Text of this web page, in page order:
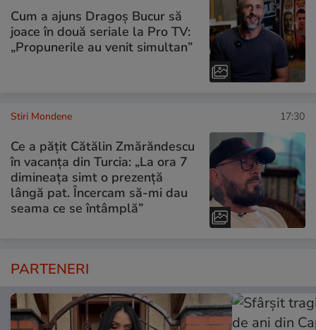
Cum a ajuns Dragoș Bucur să
joace în două seriale la Pro TV:
„Propunerile au venit simultan”
Stiri Mondene 17:30
Ce a pățit Cătălin Zmărăndescu
în vacanța din Turcia: „La ora 7
dimineața simt o prezență
lângă pat. Încercam să-mi dau
seama ce se întâmplă”
PARTENERI